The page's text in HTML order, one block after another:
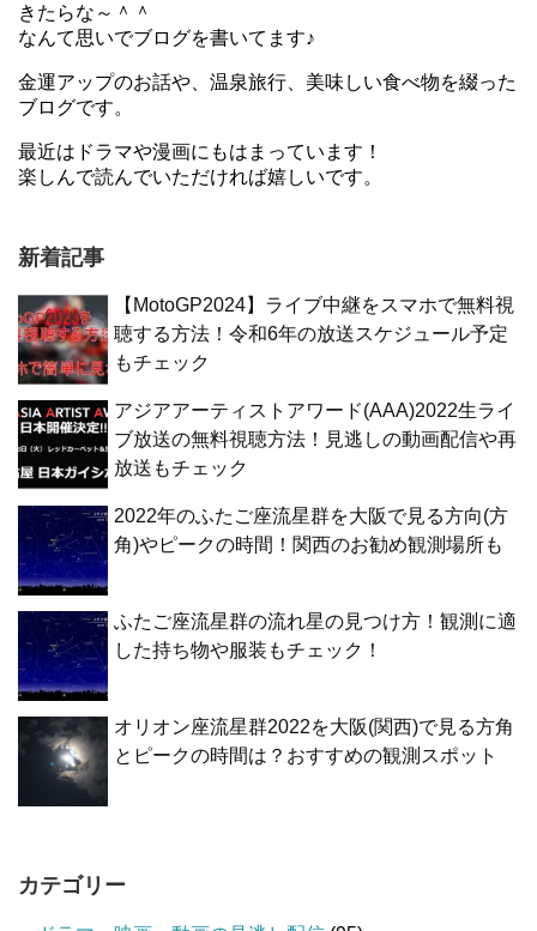
きたらな～＾＾
なんて思いでブログを書いてます♪
金運アップのお話や、温泉旅行、美味しい食べ物を綴った
ブログです。
最近はドラマや漫画にもはまっています！
楽しんで読んでいただければ嬉しいです。
新着記事
【MotoGP2024】ライブ中継をスマホで無料視
聴する方法！令和6年の放送スケジュール予定
もチェック
アジアアーティストアワード(AAA)2022生ライ
ブ放送の無料視聴方法！見逃しの動画配信や再
放送もチェック
2022年のふたご座流星群を大阪で見る方向(方
角)やピークの時間！関西のお勧め観測場所も
ふたご座流星群の流れ星の見つけ方！観測に適
した持ち物や服装もチェック！
オリオン座流星群2022を大阪(関西)で見る方角
とピークの時間は？おすすめの観測スポット
カテゴリー